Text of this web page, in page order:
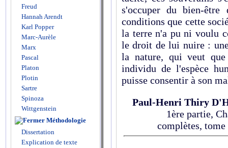
Freud
Hannah Arendt
Karl Popper
Marc-Aurèle
Marx
Pascal
Platon
Plotin
Sartre
Spinoza
Wittgenstein
Méthodologie
Dissertation
Explication de texte
s'occuper du bien-
conditions que cette
la terre n'a pu ni voulu
le droit de lui nuire :
la nature, qui veut que
individu de l'espèce
puisse consentir à son
Paul-Henri Thiry
1ère partie,
complètes,